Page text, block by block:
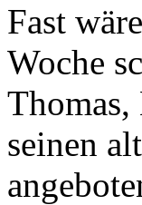
Fast
Woche
Thomas,
seinen